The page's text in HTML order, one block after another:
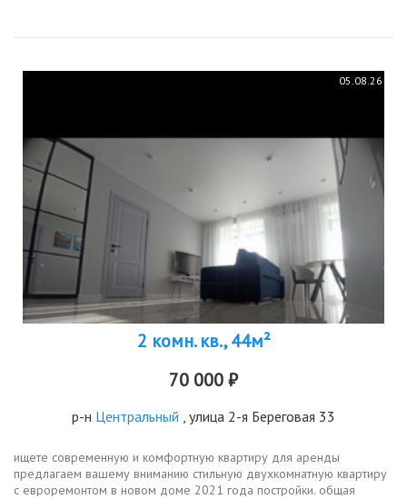
05.08.26
2 комн. кв., 44м²
70 000 ₽
р-н Центральный , улица 2-я Береговая 33
ищете современную и комфортную квартиру для аренды
предлагаем вашему вниманию стильную двухкомнатную квартиру
с евроремонтом в новом доме 2021 года постройки. общая